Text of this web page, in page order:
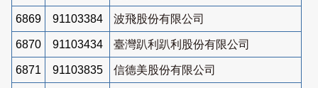
6869 91103384 波飛股份有限公司
6870 91103434 臺灣趴利趴利股份有限公司
6871 91103835 信德美股份有限公司